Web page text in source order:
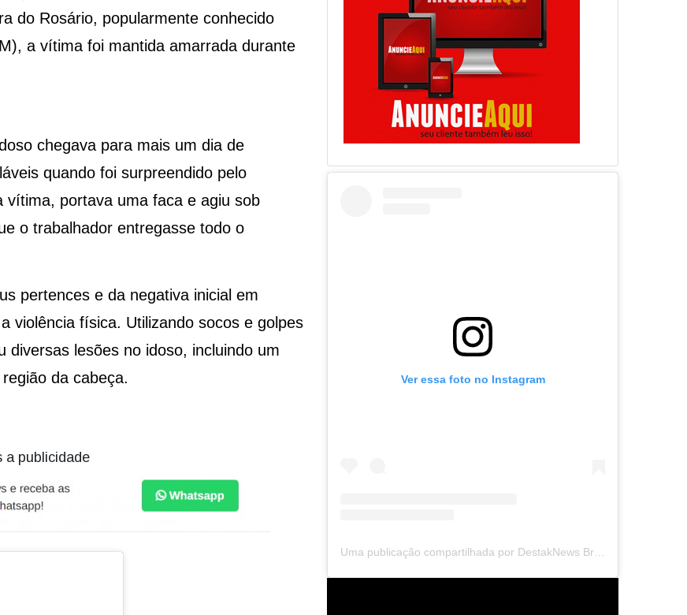
do Rosário, popularmente conhecido
a vítima foi mantida amarrada durante
chegava para mais um dia de
quando foi surpreendido pelo
vítima, portava uma faca e agiu sob
o trabalhador entregasse todo o
pertences e da negativa inicial em
violência física. Utilizando socos e golpes
lesões no idoso, incluindo um
da cabeça.
a publicidade
Ver essa foto no Instagram